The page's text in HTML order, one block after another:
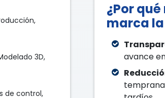
3D,
de control,
¿Por
marca
avance